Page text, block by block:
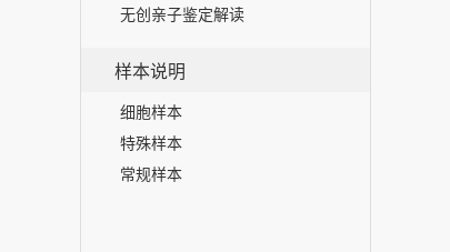
无创亲子鉴定解读
样本说明
细胞样本
特殊样本
常规样本